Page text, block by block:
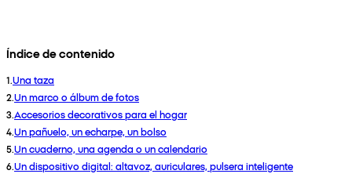
Índice de contenido
1.Una taza
2.Un marco o álbum de fotos
3.Accesorios decorativos para el hogar
4.Un pañuelo, un echarpe, un bolso
5.Un cuaderno, una agenda o un calendario
6.Un dispositivo digital: altavoz, auriculares, pulsera inteligente